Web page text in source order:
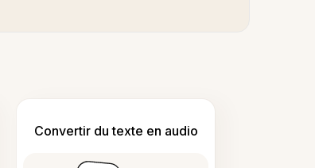
Convertir du texte en audio